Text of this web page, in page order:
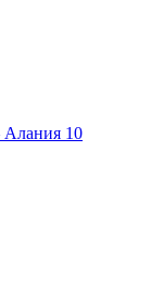
Алания 10